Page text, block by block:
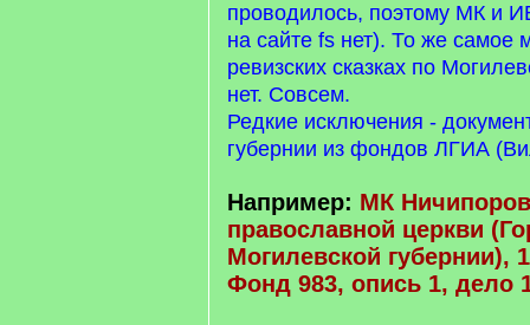
проводилось, поэтому МК и
на сайте fs нет). То же самое
ревизских сказках по
нет. Совсем.
Редкие исключения -
губернии из фондов ЛГИА
Например: МК
православной церкви
Могилевской губернии),
Фонд 983, опись 1, дело